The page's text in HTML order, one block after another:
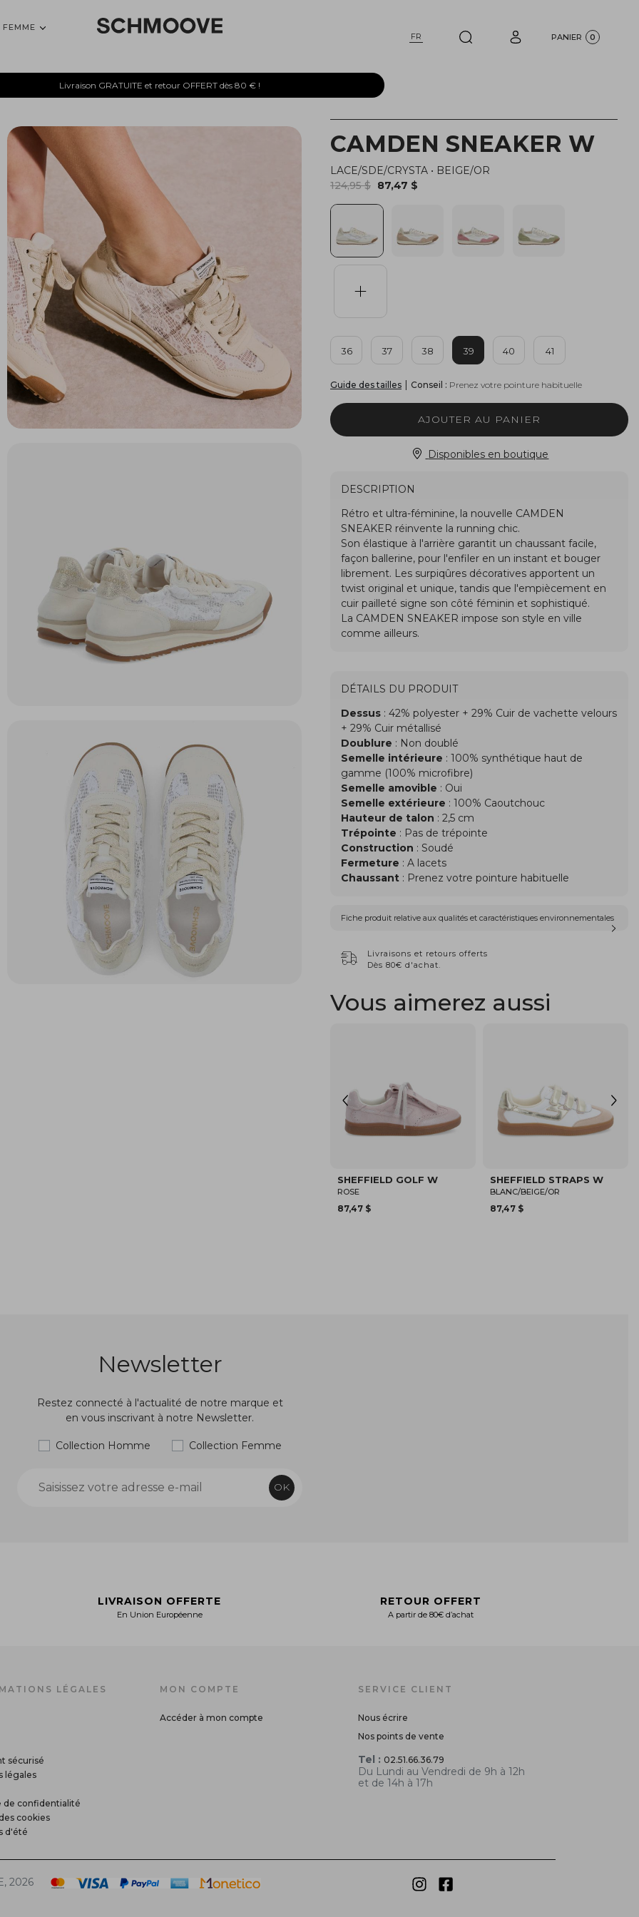
FEMME
FR
PANIER 0
Livraison GRATUITE et retour OFFERT dès 80 € !
CAMDEN SNEAKER W
LACE/SDE/CRYSTA • BEIGE/OR
124,95 $ 87,47 $
36 37 38 39 40 41
Guide des tailles | Conseil : Prenez votre pointure habituelle
AJOUTER AU PANIER
Disponibles en boutique
DESCRIPTION
DÉTAILS DU PRODUIT
Dessus : 42% polyester + 29% Cuir de vachette velours
+ 29% Cuir métallisé
Doublure : Non doublé
Semelle intérieure : 100% synthétique haut de
gamme (100% microfibre)
Semelle amovible : Oui
Semelle extérieure : 100% Caoutchouc
Hauteur de talon : 2,5 cm
Trépointe : Pas de trépointe
Construction : Soudé
Fermeture : A lacets
Chaussant : Prenez votre pointure habituelle
Fiche produit relative aux qualités et caractéristiques environnementales
Livraisons et retours offerts
Dès 80€ d'achat.
Vous aimerez aussi
SPARKLE WAVE W
BLANC/BEIGE
150,00 $
SHEFFIELD GOLF W
NOIR
140,00 $
Newsletter
Restez connecté à l'actualité de notre marque et
en vous inscrivant à notre Newsletter.
Collection Homme Collection Femme
OK
LIVRAISON OFFERTE
En Union Européenne
RETOUR OFFERT
A partir de 80€ d’achat
LÉGALES
sécurisé
légales
de confidentialité
cookies
d'été
MON COMPTE
Accéder à mon compte
SERVICE CLIENT
Nous écrire
Nos points de vente
Tel : 02.51.66.36.79
Du Lundi au Vendredi de 9h à 12h
et de 14h à 17h
2026